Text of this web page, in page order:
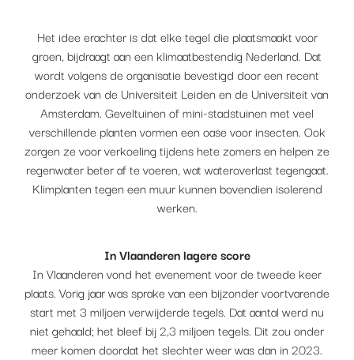
Het idee erachter is dat elke tegel die plaatsmaakt voor
groen, bijdraagt aan een klimaatbestendig Nederland. Dat
wordt volgens de organisatie bevestigd door een recent
onderzoek van de Universiteit Leiden en de Universiteit van
Amsterdam. Geveltuinen of mini-stadstuinen met veel
verschillende planten vormen een oase voor insecten. Ook
zorgen ze voor verkoeling tijdens hete zomers en helpen ze
regenwater beter af te voeren, wat wateroverlast tegengaat.
Klimplanten tegen een muur kunnen bovendien isolerend
werken.
In Vlaanderen lagere score
In Vlaanderen vond het evenement voor de tweede keer
plaats. Vorig jaar was sprake van een bijzonder voortvarende
start met 3 miljoen verwijderde tegels. Dat aantal werd nu
niet gehaald; het bleef bij 2,3 miljoen tegels. Dit zou onder
meer komen doordat het slechter weer was dan in 2023.